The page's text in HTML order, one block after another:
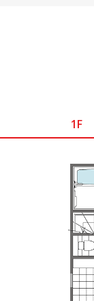
1F